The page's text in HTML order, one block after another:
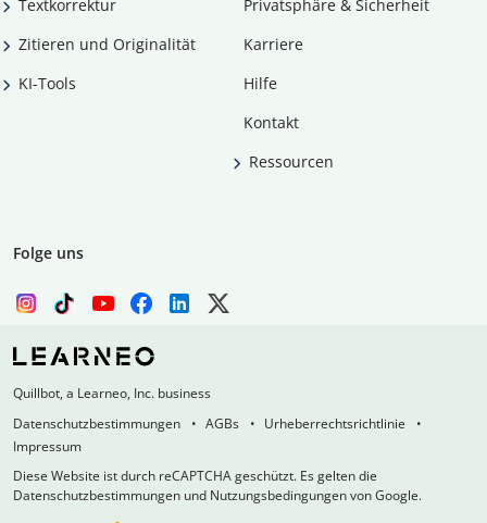
Textkorrektur
Zitieren und Originalität
KI-Tools
Privatsphäre & Sicherheit
Karriere
Hilfe
Kontakt
Ressourcen
Folge uns
Quillbot, a Learneo, Inc. business
Datenschutzbestimmungen
AGBs
Urheberrechtsrichtlinie
Impressum
Diese Website ist durch reCAPTCHA geschützt. Es gelten die
Datenschutzbestimmungen und Nutzungsbedingungen von Google.